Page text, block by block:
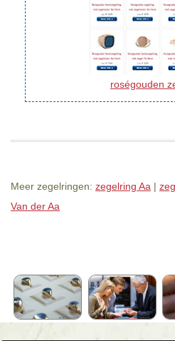
roségouden
Meer zegelringen: zegelring Aa |
Van der Aa